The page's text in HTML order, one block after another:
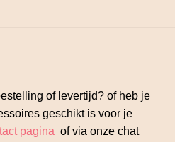
of levertijd? of heb je
geschikt is voor je
pagina of via onze chat